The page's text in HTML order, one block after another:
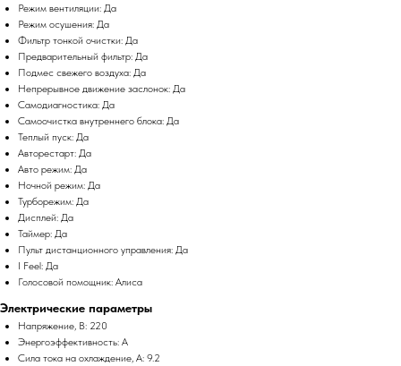
Режим вентиляции: Да
Режим осушения: Да
Фильтр тонкой очистки: Да
Предварительный фильтр: Да
Подмес свежего воздуха: Да
Непрерывное движение заслонок: Да
Самодиагностика: Да
Самоочистка внутреннего блока: Да
Теплый пуск: Да
Авторестарт: Да
Авто режим: Да
Ночной режим: Да
Турборежим: Да
Дисплей: Да
Таймер: Да
Пульт дистанционного управления: Да
I Feel: Да
Голосовой помощник: Алиса
Электрические параметры
Напряжение, В: 220
Энергоэффективность: A
Сила тока на охлаждение, А: 9.2